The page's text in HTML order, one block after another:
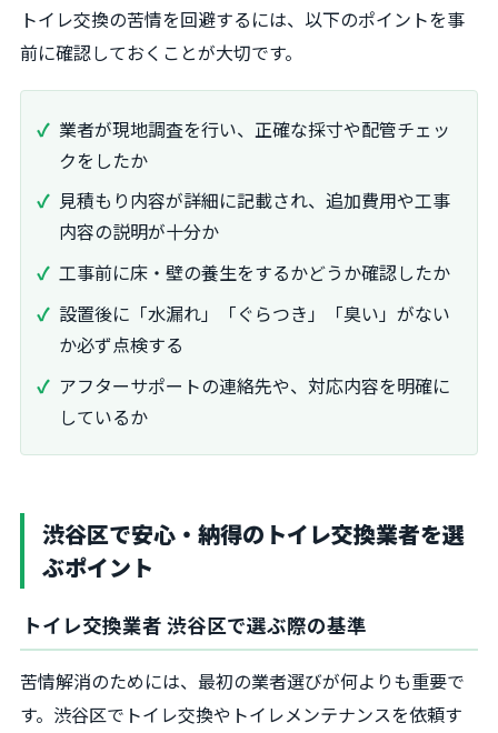
トイレ交換の苦情を回避するには、以下のポイントを事
前に確認しておくことが大切です。
業者が現地調査を行い、正確な採寸や配管チェッ
クをしたか
見積もり内容が詳細に記載され、追加費用や工事
内容の説明が十分か
工事前に床・壁の養生をするかどうか確認したか
設置後に「水漏れ」「ぐらつき」「臭い」がない
か必ず点検する
アフターサポートの連絡先や、対応内容を明確に
しているか
渋谷区で安心・納得のトイレ交換業者を選
ぶポイント
トイレ交換業者 渋谷区で選ぶ際の基準
苦情解消のためには、最初の業者選びが何よりも重要で
す。渋谷区でトイレ交換やトイレメンテナンスを依頼す